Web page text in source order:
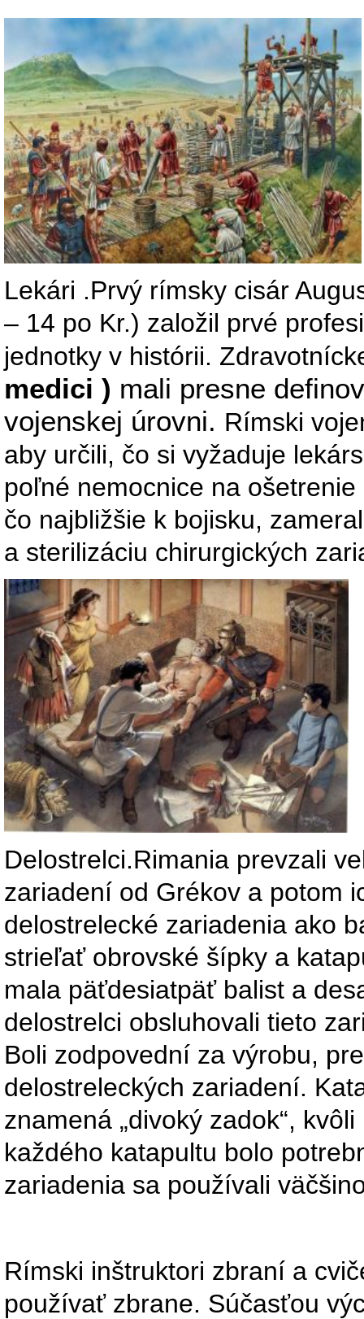
Lekári .Prvý rímsky cisár
– 14 po Kr.) založil prvé
jednotky v histórii.
medici ) mali presne
vojenskej úrovni. Rímski
aby určili, čo si vyžaduje
poľné nemocnice na
čo najbližšie k bojisku,
a sterilizáciu chirurgických
Delostrelci.Rimania prevzali
zariadení od Grékov a potom
delostrelecké zariadenia ako
strieľať obrovské šípky a
mala päťdesiatpäť balist a
delostrelci obsluhovali tieto
Boli zodpovední za výrobu,
delostreleckých zariadení.
znamená „divoký zadok“,
každého katapultu bolo
zariadenia sa používali
Rímski inštruktori zbraní a
používať zbrane. Súčasťou